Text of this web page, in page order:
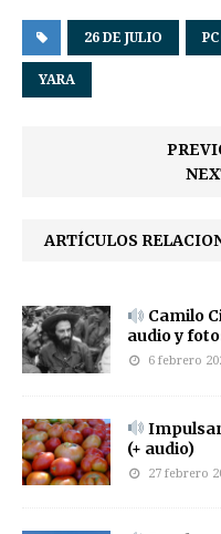
26 DE JULIO
YARA
ARTÍCULOS
Camilo
audio y
6 febrero
(+ audio)
27 febrero